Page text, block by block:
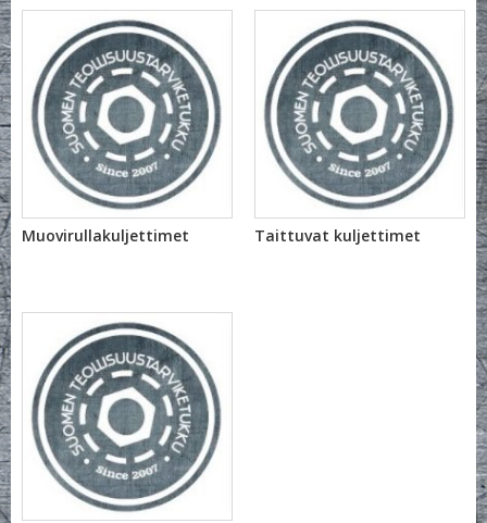
Muovirullakuljettimet Taittuvat kuljettimet